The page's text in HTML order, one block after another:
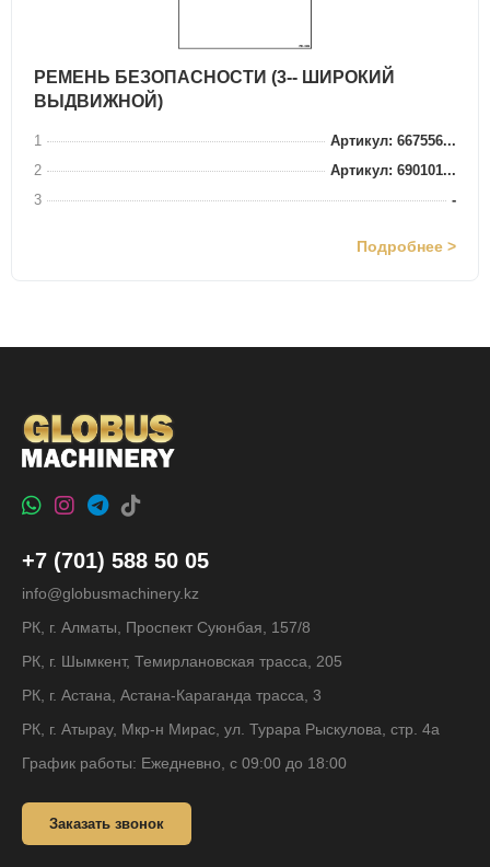
РЕМЕНЬ БЕЗОПАСНОСТИ (3-- ШИРОКИЙ
ВЫДВИЖНОЙ)
1
Артикул: 667556...
2
Артикул: 690101...
3
-
Подробнее >
+7 (701) 588 50 05
info@globusmachinery.kz
РК, г. Алматы, Проспект Суюнбая, 157/8
РК, г. Шымкент, Темирлановская трасса, 205
РК, г. Астана, Астана-Караганда трасса, 3
РК, г. Атырау, Мкр-н Мирас, ул. Турара Рыскулова, стр. 4а
График работы: Ежедневно, с 09:00 до 18:00
Заказать звонок